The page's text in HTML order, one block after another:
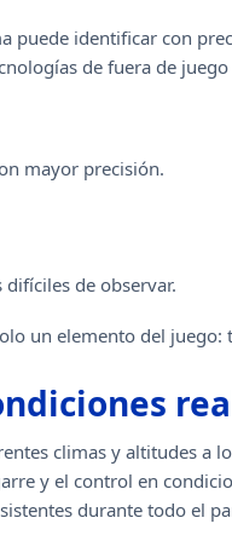
puede identificar con
de fuera de
mayor precisión.
de observar.
un elemento del
climas y altitudes a
y el control en
durante todo el